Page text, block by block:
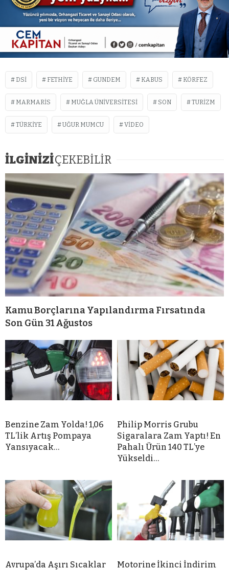
DSİ FETHIYE GUNDEM KABUS KÖRFEZ
MARMARIS MUĞLA ÜNIVERSITESI SON TURIZM
TÜRKIYE UĞUR MUMCU VIDEO
İLGİNİZİÇEKEBİLİR
Kamu Borçlarına Yapılandırma Fırsatında
Son Gün 31 Ağustos
Benzine Zam Yolda! 1,06
TL’lik Artış Pompaya
Yansıyacak…
Philip Morris Grubu
Sigaralara Zam Yaptı! En
Pahalı Ürün 140 TL’ye
Yükseldi…
Avrupa’da Aşırı Sıcaklar Motorine İkinci İndirim